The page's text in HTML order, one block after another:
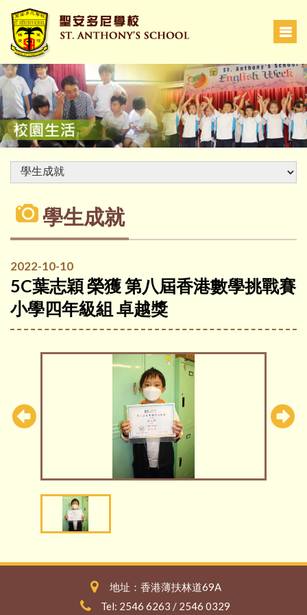
學生成就
2022-10-10
5C葉志穎 榮獲 第八屆香港數學挑戰賽
小學四年級組 卓越獎
地址：香港薄扶林道69A
Tel: 2546 6263 / 2546 0329